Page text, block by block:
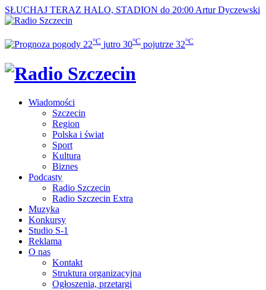
SŁUCHAJ TERAZ HALO, STADION do 20:00 Artur Dyczewski
22°C jutro 30°C pojutrze 32°C
Wiadomości
Szczecin
Region
Polska i świat
Sport
Kultura
Biznes
Podcasty
Radio Szczecin
Radio Szczecin Extra
Muzyka
Konkursy
Studio S-1
Reklama
O nas
Kontakt
Struktura organizacyjna
Ogłoszenia, przetargi